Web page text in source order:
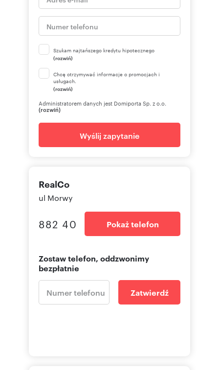
Szukam najtańszego kredytu hipotecznego
(rozwiń)
Chcę otrzymywać informacje o promocjach i
usługach.
(rozwiń)
Administratorem danych jest Domiporta Sp. z o.o.
(rozwiń)
Wyślij zapytanie
RealCo
ul Morwy
882 40 Pokaż telefon
Zostaw telefon, oddzwonimy
bezpłatnie
Zatwierdź